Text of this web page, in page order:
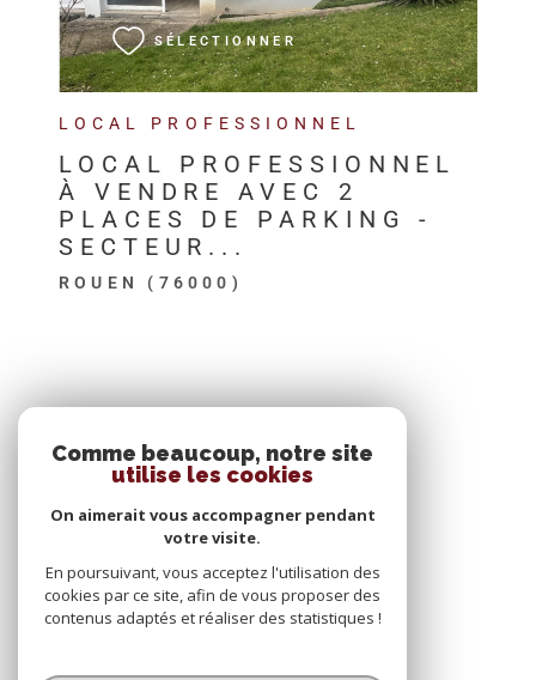
LOCAL PROFESSIONNEL
LOCAL PROFESSIONNEL
À VENDRE AVEC 2
PLACES DE PARKING -
SECTEUR...
ROUEN (76000)
SÉLECTIONNER
Comme beaucoup, notre site
utilise les cookies
On aimerait vous accompagner pendant
votre visite.
En poursuivant, vous acceptez l'utilisation des
cookies par ce site, afin de vous proposer des
contenus adaptés et réaliser des statistiques !